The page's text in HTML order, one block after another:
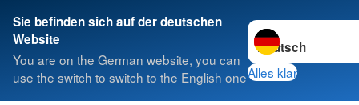
Sie befinden sich auf der deutschen
Website
You are on the German website, you can
use the switch to switch to the English one
Sprache wechseln
Alles klar